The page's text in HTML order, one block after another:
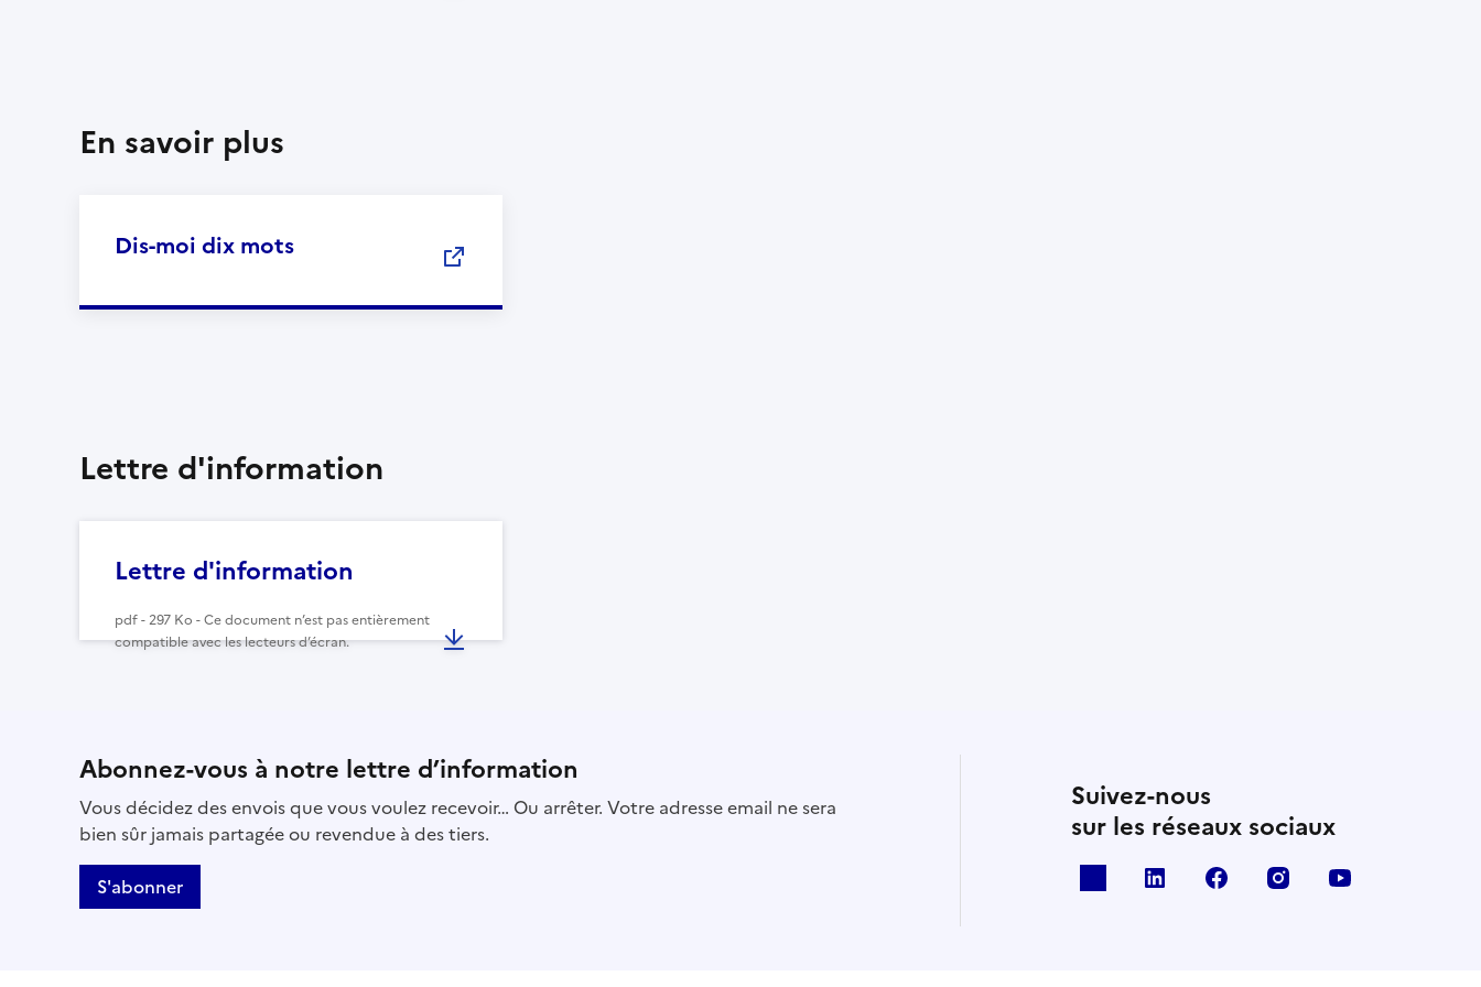
En savoir plus
Dis-moi dix mots
Lettre d'information
Lettre d'information
pdf - 297 Ko - Ce document n’est pas entièrement
compatible avec les lecteurs d’écran.
Abonnez-vous à notre lettre d’information
Vous décidez des envois que vous voulez recevoir… Ou arrêter. Votre adresse email ne sera
bien sûr jamais partagée ou revendue à des tiers.
S'abonner
Suivez-nous
sur les réseaux sociaux
linkedin facebook instagram